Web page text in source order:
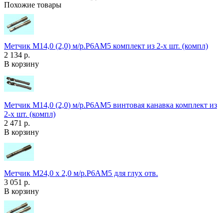
Похожие товары
Метчик М14,0 (2,0) м/р.Р6АМ5 комплект из 2-х шт. (компл)
2 134 р.
В корзину
Метчик М14,0 (2,0) м/р.Р6АМ5 винтовая канавка комплект из
2-х шт. (компл)
2 471 р.
В корзину
Метчик М24,0 х 2,0 м/р.Р6АМ5 для глух отв.
3 051 р.
В корзину